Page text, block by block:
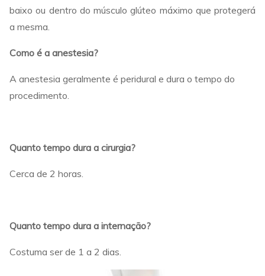
baixo ou dentro do músculo glúteo máximo que protegerá
a mesma.
Como é a anestesia?
A anestesia geralmente é peridural e dura o tempo do
procedimento.
Quanto tempo dura a cirurgia?
Cerca de 2 horas.
Quanto tempo dura a internação?
Costuma ser de 1 a 2 dias.